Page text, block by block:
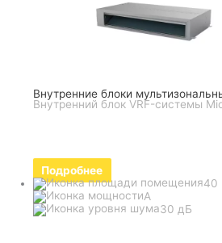
Внутренние блоки
Внутренний блок VRF-системы
Подробнее
40
A
30 дБ